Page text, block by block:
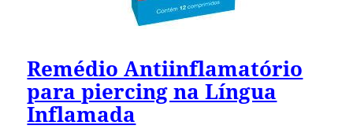
Remédio Antiinflamatório
para piercing na Língua
Inflamada